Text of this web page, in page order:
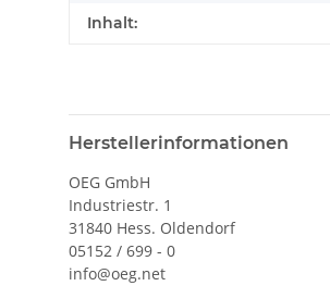
Inhalt:
Herstellerinformationen
OEG GmbH
Industriestr. 1
31840 Hess. Oldendorf
05152 / 699 - 0
info@oeg.net